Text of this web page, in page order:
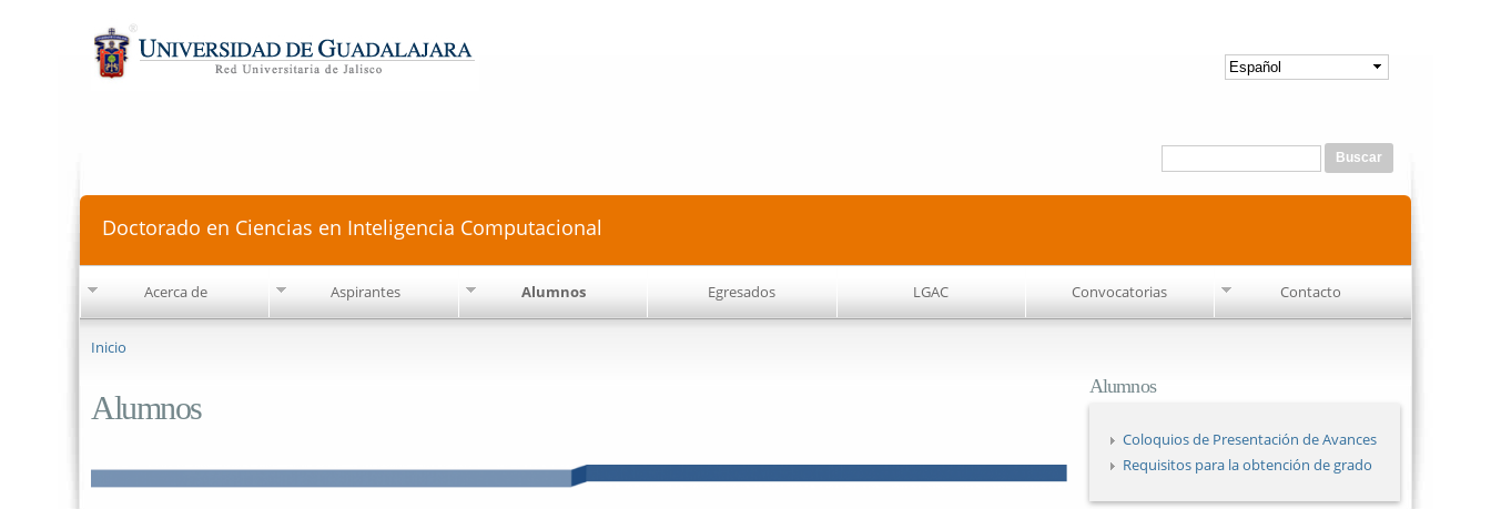
Doctorado en Ciencias en Inteligencia Computacional
Acerca de Aspirantes Alumnos Egresados LGAC Convocatorias Contacto
Inicio
Alumnos
Alumnos
Coloquios de Presentación de Avances
Requisitos para la obtención de grado